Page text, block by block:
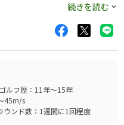
ド打ちたい時にたまに左
。
全部硬い。低スピンで弾
ードすぎました。
続きを読む
ゴルフ歴：11年～15年
45m/s
ウンド数：1週間に1回程度